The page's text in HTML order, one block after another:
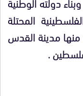
المحتلة
وفي القلب منها مدينة القدس
.